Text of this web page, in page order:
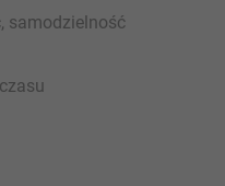
samodzielność